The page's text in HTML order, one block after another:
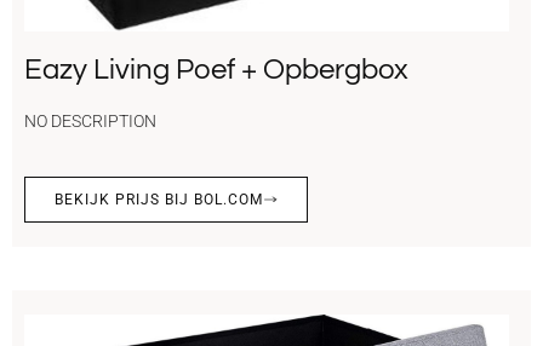
Eazy Living Poef + Opbergbox
NO DESCRIPTION
BEKIJK PRIJS BIJ BOL.COM